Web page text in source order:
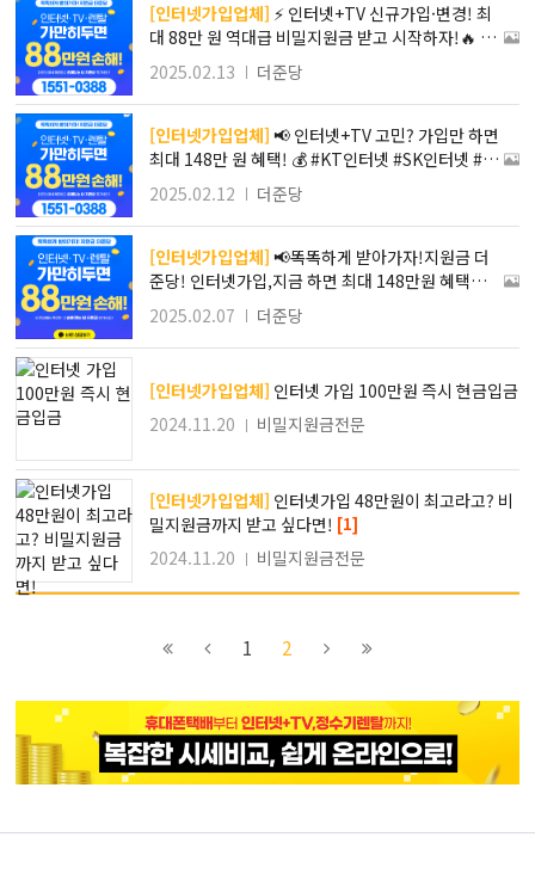
[인터넷가입업체]
대 88만 원 역대급 비밀지원금 받고 시작하자!🔥 인
터넷가입 KT인터넷 SK인터넷 LG인터넷 인터넷설
치 인터넷비교사이트 인터넷티비 IPTV가입 인터넷
사은품 인터넷현금지원
2025.02.13 더준당
[인터넷가입업체] 📢 인터넷+TV 고민? 가입만 하면
최대 148만 원 혜택! 💰 #KT인터넷 #SK인터넷 #L
G인터넷 #인터넷가입사은품많이주는곳 #인터넷사
은품 #인터넷가입사은품TV #인터넷티비현금사은
품 #IPTV
2025.02.12 더준당
[인터넷가입업체] 📢똑똑하게 받아가자!지원금 더
준당! 인터넷가입,지금 하면 최대 148만원 혜택💵❗#
인터넷 #티비 #렌탈 #비밀지원금 #최대148만원+
@
2025.02.07 더준당
[인터넷가입업체] 인터넷 가입 100만원 즉시 현금입금
2024.11.20
비밀지원금전문
[인터넷가입업체]
밀지원금까지 받고 싶다면! [1]
2024.11.20
비밀지원금전문
블록으로페이지로
1 2
페이지로블록으로